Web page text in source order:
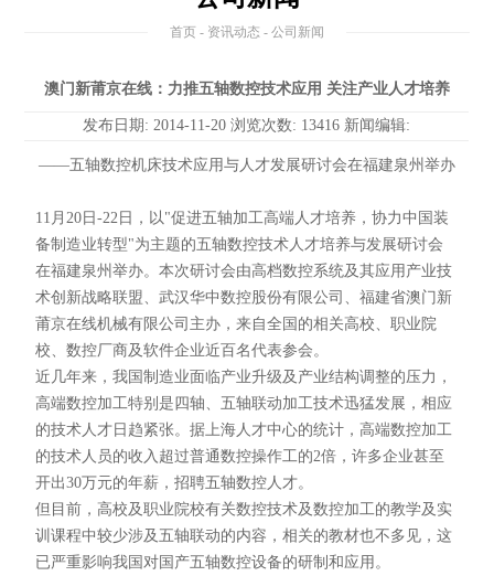
首页 - 资讯动态 - 公司新闻
澳门新莆京在线：力推五轴数控技术应用 关注产业人才培养
发布日期: 2014-11-20 浏览次数: 13416 新闻编辑:
——五轴数控机床技术应用与人才发展研讨会在福建泉州举办
11月20日-22日，以"促进五轴加工高端人才培养，协力中国装
备制造业转型"为主题的五轴数控技术人才培养与发展研讨会
在福建泉州举办。本次研讨会由高档数控系统及其应用产业技
术创新战略联盟、武汉华中数控股份有限公司、福建省澳门新
莆京在线机械有限公司主办，来自全国的相关高校、职业院
校、数控厂商及软件企业近百名代表参会。
近几年来，我国制造业面临产业升级及产业结构调整的压力，
高端数控加工特别是四轴、五轴联动加工技术迅猛发展，相应
的技术人才日趋紧张。据上海人才中心的统计，高端数控加工
的技术人员的收入超过普通数控操作工的2倍，许多企业甚至
开出30万元的年薪，招聘五轴数控人才。
但目前，高校及职业院校有关数控技术及数控加工的教学及实
训课程中较少涉及五轴联动的内容，相关的教材也不多见，这
已严重影响我国对国产五轴数控设备的研制和应用。